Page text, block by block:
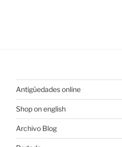
Antigüedades online
Shop on english
Archivo Blog